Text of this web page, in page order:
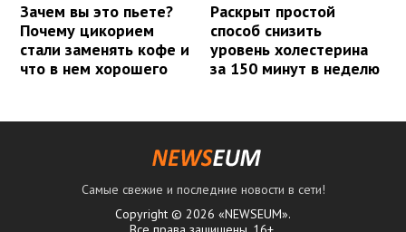
Зачем вы это пьете?
Почему цикорием
стали заменять кофе и
что в нем хорошего
Раскрыт простой
способ снизить
уровень холестерина
за 150 минут в неделю
Самые свежие и последние новости в сети!
Copyright © 2026 «NEWSEUM».